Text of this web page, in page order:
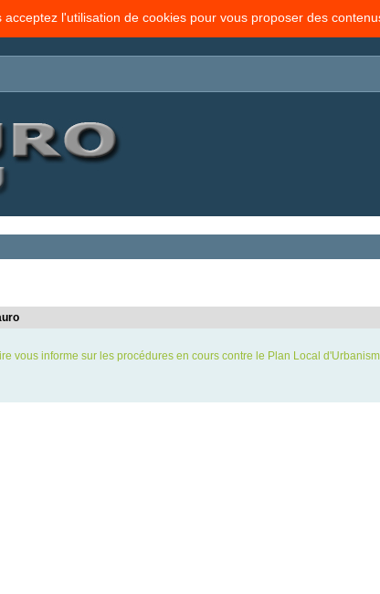
l'utilisation de cookies pour vous proposer des
vous informe sur les procédures en cours contre le Plan Local